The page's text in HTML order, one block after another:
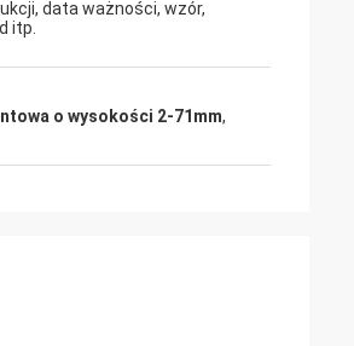
data ważności, wzór,
itp.
o wysokości 2-71mm,